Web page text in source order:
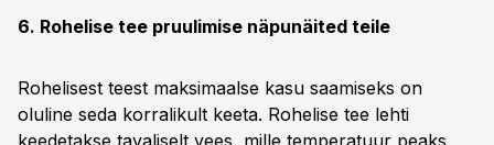
6. Rohelise tee pruulimise näpunäited teile
Rohelisest teest maksimaalse kasu saamiseks on
oluline seda korralikult keeta. Rohelise tee lehti
keedetakse tavaliselt vees, mille temperatuur peaks